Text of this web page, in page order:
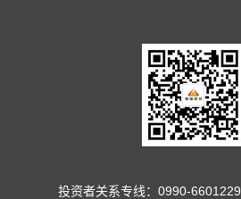
投资者关系专线：0990-6601229